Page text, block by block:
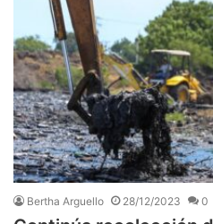
Bertha Arguello 28/12/2023 0